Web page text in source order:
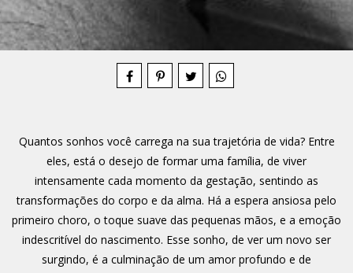
Quantos sonhos você carrega na sua trajetória de vida? Entre
eles, está o desejo de formar uma família, de viver
intensamente cada momento da gestação, sentindo as
transformações do corpo e da alma. Há a espera ansiosa pelo
primeiro choro, o toque suave das pequenas mãos, e a emoção
indescritível do nascimento. Esse sonho, de ver um novo ser
surgindo, é a culminação de um amor profundo e de